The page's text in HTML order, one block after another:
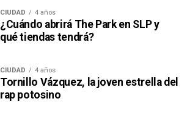
CIUDAD 4 años
¿Cuándo abrirá The Park en SLP y
qué tiendas tendrá?
CIUDAD 4 años
Tornillo Vázquez, la joven estrella del
rap potosino